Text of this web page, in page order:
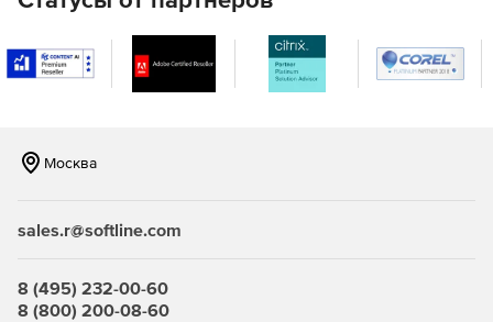
Стандартные вращения: 90°, 180°, 270°.
Регулировка контрастности, яркости, цветовой гаммы
и насыщенности.
Москва
sales.r@softline.com
8 (495) 232-00-60
8 (800) 200-08-60